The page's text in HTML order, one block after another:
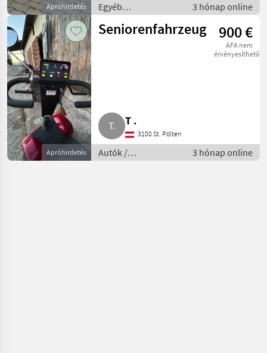
Apróhirdetés
Egyéb
mezőgazdasági
erőgépek /
3 hónap online
Apróhirdetés
Seniorenfahrzeug 900 €
ÁFA nem
érvényesíthető
T .
3100 St. Pölten
Autók /
Motorkerékpárok /
3 hónap online